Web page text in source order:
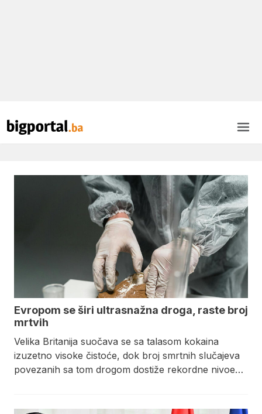
Evropom se širi ultrasnažna droga, raste broj
mrtvih
Velika Britanija suočava se sa talasom kokaina
izuzetno visoke čistoće, dok broj smrtnih slučajeva
povezanih sa tom drogom dostiže rekordne nivoe…